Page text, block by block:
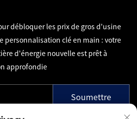
débloquer les prix de gros d'usine
personnalisation clé en main : votre
d'énergie nouvelle est prêt à
approfondie
Soumettre